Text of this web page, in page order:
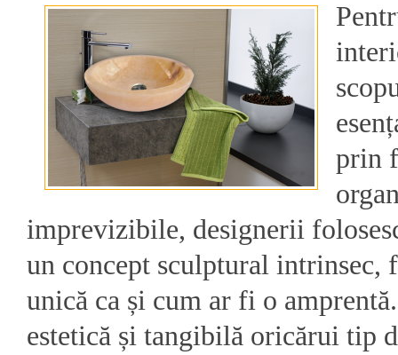
prin
imprevizibile, designerii
un concept sculptural intrinsec,
unică ca și cum ar fi o
estetică și tangibilă oricărui tip